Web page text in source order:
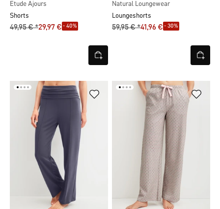
Etude Ajours
Shorts
49,95 € *29,97 € - 40%
Natural Loungewear
Loungeshorts
59,95 € *41,96 € - 30%